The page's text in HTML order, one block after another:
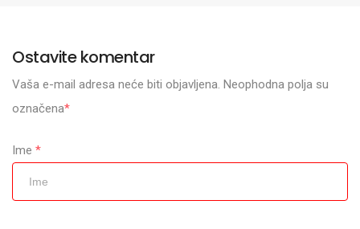
Ostavite komentar
Vaša e-mail adresa neće biti objavljena. Neophodna polja su
označena*
Ime *